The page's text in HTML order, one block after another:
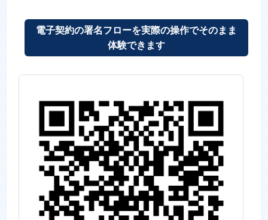
電子契約の署名フローを実際の操作でそのまま
体験できます